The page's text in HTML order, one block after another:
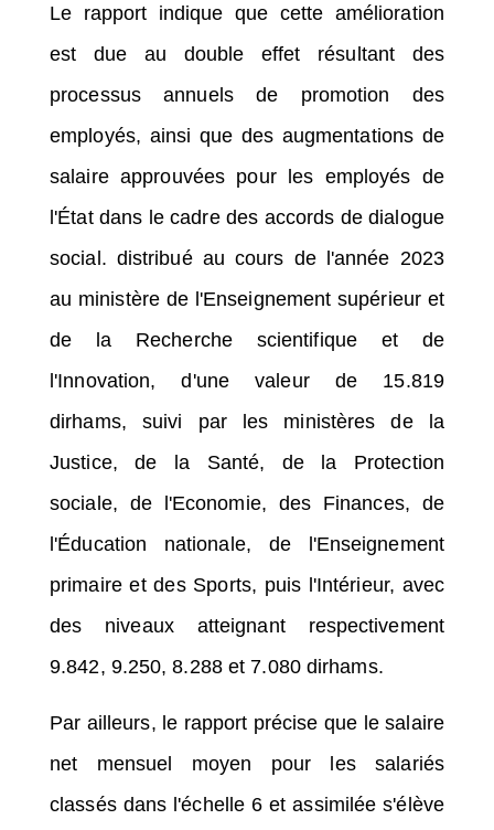
Le rapport indique que cette amélioration
est due au double effet résultant des
processus annuels de promotion des
employés, ainsi que des augmentations de
salaire approuvées pour les employés de
l'État dans le cadre des accords de dialogue
social. distribué au cours de l'année 2023
au ministère de l'Enseignement supérieur et
de la Recherche scientifique et de
l'Innovation, d'une valeur de 15.819
dirhams, suivi par les ministères de la
Justice, de la Santé, de la Protection
sociale, de l'Economie, des Finances, de
l'Éducation nationale, de l'Enseignement
primaire et des Sports, puis l'Intérieur, avec
des niveaux atteignant respectivement
9.842, 9.250, 8.288 et 7.080 dirhams.
Par ailleurs, le rapport précise que le salaire
net mensuel moyen pour les salariés
classés dans l'échelle 6 et assimilée s'élève